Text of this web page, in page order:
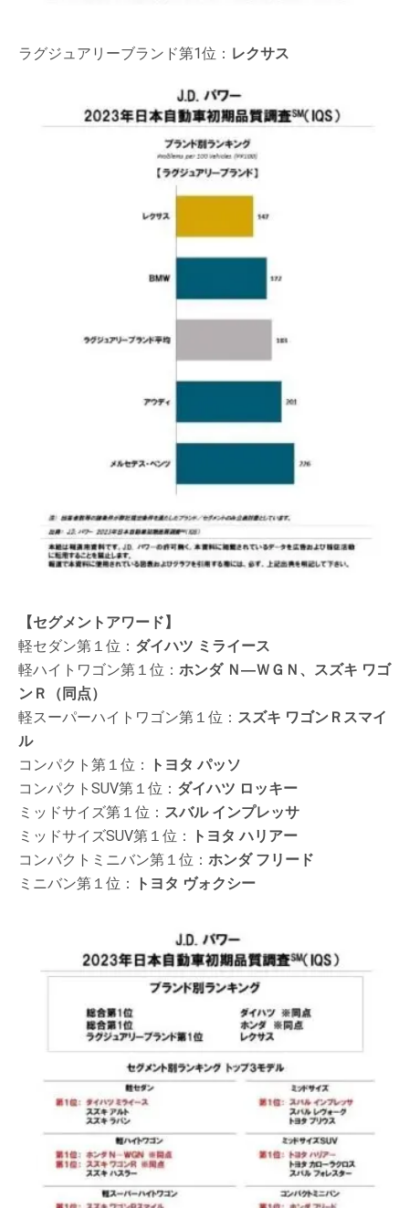
ラグジュアリーブランド第1位： レクサス
【セグメントアワード】
軽セダン第１位： ダイハツ ミライース
軽ハイトワゴン第１位： ホンダ Ｎ―ＷＧＮ、スズキ ワゴ
ンＲ（同点）
軽スーパーハイトワゴン第１位： スズキ ワゴンＲスマイ
ル
コンパクト第１位：
トヨタ パッソ
コンパクトSUV第１位： ダイハツ ロッキー
ミッドサイズ第１位： スバル インプレッサ
ミッドサイズSUV第１位：
トヨタ ハリアー
コンパクトミニバン第１位： ホンダ フリード
ミニバン第１位：
トヨタ ヴォクシー